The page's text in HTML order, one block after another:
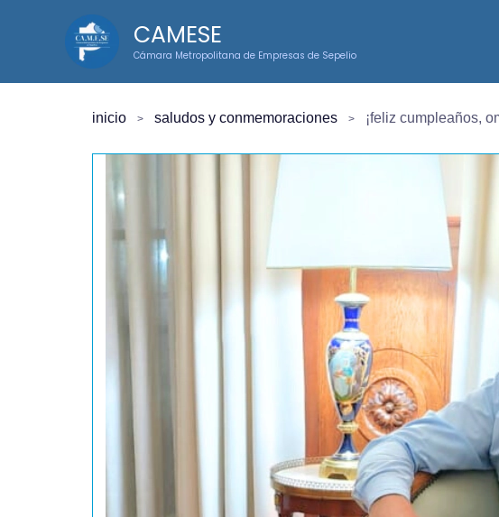
CAMESE
Cámara Metropolitana de Empresas de Sepelio
inicio saludos y conmemoraciones ¡feliz cumpleaños,